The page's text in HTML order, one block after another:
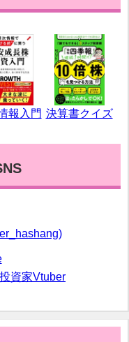
報入門 決算書クイズ
資家Vtuber